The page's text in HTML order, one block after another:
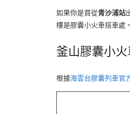
如果你是買從青沙浦站
樓是膠囊小火車搭車處。
釜山膠囊小火
根據海雲台膠囊列車官